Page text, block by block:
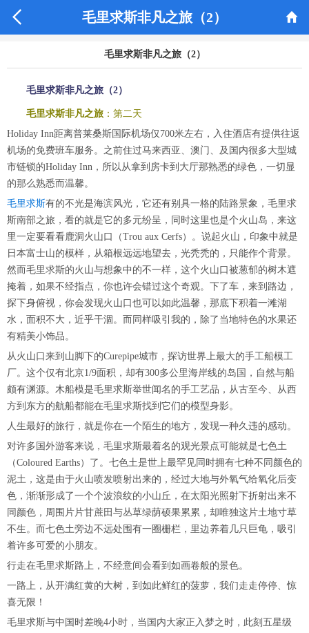
 毛里求斯非凡之旅（2） 
毛里求斯非凡之旅（2）
毛里求斯非凡之旅（2）
毛里求斯非凡之旅 ：第二天
Holiday Inn距离普莱桑斯国际机场仅700米左右，入住酒店有提供往返
机场的免费班车服务。之前住过马来西亚、澳门、及国内很多大型城
市链锁的Holiday Inn，所以从拿到房卡到大厅那熟悉的绿色，一切显
的那么熟悉而温馨。
毛里求斯有的不光是海滨风光，它还有别具一格的陆路景象，毛里求
斯南部之旅，看的就是它的多元纷呈，同时这里也是个火山岛，来这
里一定要看看鹿洞火山口（Trou aux Cerfs）。说起火山，印象中就是
日本富士山的模样，从箱根远远地望去，光秃秃的，只能作个背景。
然而毛里求斯的火山与想象中的不一样，这个火山口被葱郁的树木遮
掩着，如果不经指点，你也许会错过这个奇观。下了车，来到路边，
探下身俯视，你会发现火山口也可以如此温馨，那底下积着一滩湖
水，面积不大，近乎干涸。而同样吸引我的，除了当地特色的水果还
有精美小饰品。
从火山口来到山脚下的Curepipe城市，探访世界上最大的手工船模工
厂。这个仅有北京1/9面积，却有300多公里海岸线的岛国，自然与船
颇有渊源。木船模是毛里求斯举世闻名的手工艺品，从古至今、从西
方到东方的航船都能在毛里求斯找到它们的模型身影。
人生最好的旅行，就是你在一个陌生的地方，发现一种久违的感动。
对许多国外游客来说，毛里求斯最着名的观光景点可能就是七色土
（Coloured Earths）了。七色土是世上最罕见同时拥有七种不同颜色的
泥土，这是由于火山喷发喷射出来的，经过大地与外氧气给氧化后变
色，渐渐形成了一个个波浪纹的小山丘，在太阳光照射下折射出来不
同颜色，周围片片甘蔗田与丛草绿荫硕果累累，却唯独这片土地寸草
不生。而七色土旁边不远处围有一圈栅栏，里边养着几只巨龟，吸引
着许多可爱的小朋友。
行走在毛里求斯路上，不经意间会看到如画卷般的景色。
一路上，从开满红黄的大树，到如此鲜红的菠萝，我们走走停停、惊
喜无限！
毛里求斯与中国时差晚4小时，当国内大家正入梦之时，此刻五星级